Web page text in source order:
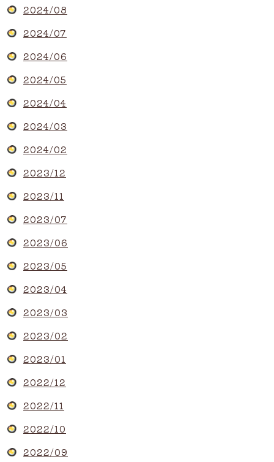
2024/08
2024/07
2024/06
2024/05
2024/04
2024/03
2024/02
2023/12
2023/11
2023/07
2023/06
2023/05
2023/04
2023/03
2023/02
2023/01
2022/12
2022/11
2022/10
2022/09